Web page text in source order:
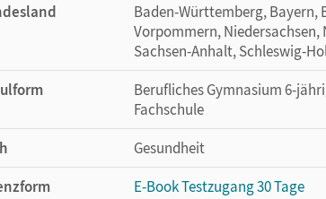
Baden-Württemberg, Bayern,
Vorpommern,
Sachsen-Anhalt, Schleswig-
Berufliches Gymnasium 6-
Fachschule
Gesundheit
E-Book Testzugang 30 Tage